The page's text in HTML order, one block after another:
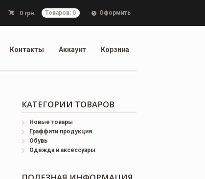
0 грн. Товаров: 0 Оформить
Контакты Аккаунт Корзина
КАТЕГОРИИ ТОВАРОВ
Новые товары
Граффити продукция
Обувь
Одежда и аксессуары